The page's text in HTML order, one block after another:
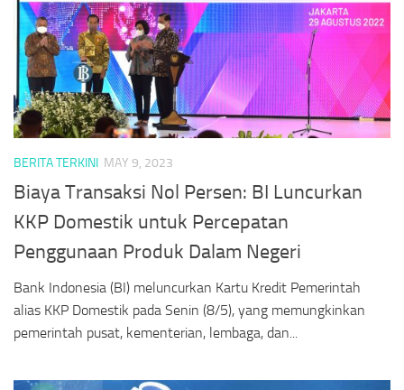
BERITA TERKINI MAY 9, 2023
Biaya Transaksi Nol Persen: BI Luncurkan
KKP Domestik untuk Percepatan
Penggunaan Produk Dalam Negeri
Bank Indonesia (BI) meluncurkan Kartu Kredit Pemerintah
alias KKP Domestik pada Senin (8/5), yang memungkinkan
pemerintah pusat, kementerian, lembaga, dan...